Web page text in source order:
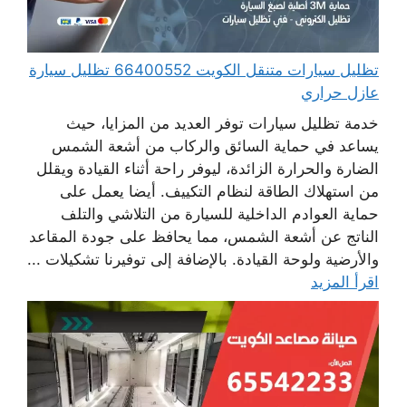
تظليل سيارات متنقل الكويت 66400552 تظليل سيارة
عازل حراري
خدمة تظليل سيارات توفر العديد من المزايا، حيث
يساعد في حماية السائق والركاب من أشعة الشمس
الضارة والحرارة الزائدة، ليوفر راحة أثناء القيادة ويقلل
من استهلاك الطاقة لنظام التكييف. أيضا يعمل على
حماية العوادم الداخلية للسيارة من التلاشي والتلف
الناتج عن أشعة الشمس، مما يحافظ على جودة المقاعد
والأرضية ولوحة القيادة. بالإضافة إلى توفيرنا تشكيلات ...
اقرأ المزيد